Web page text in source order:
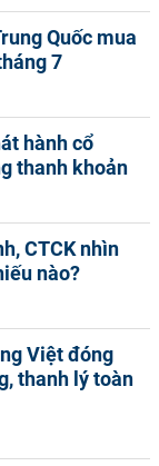
Quốc mua
7
hành cổ
thanh khoản
CTCK nhìn
nào?
Việt đóng
thanh lý toàn